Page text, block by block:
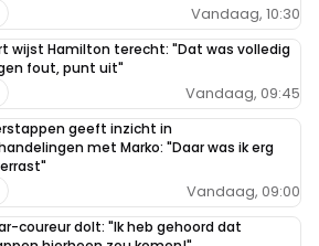
Vandaag, 10:30
wijst Hamilton terecht: "Dat was volledig
fout, punt uit"
Vandaag, 09:45
geeft inzicht in
met Marko: "Daar was ik erg
Vandaag, 09:00
coureur dolt: "Ik heb gehoord dat